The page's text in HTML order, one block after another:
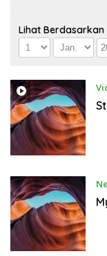
Lihat Berdasarkan